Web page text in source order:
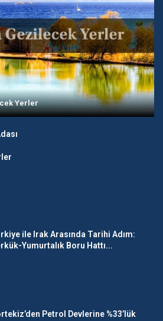
Yerler
ile Irak Arasında Tarihi Adım:
Yumurtalık Boru Hattı...
Petrol Devlerine %33’lük